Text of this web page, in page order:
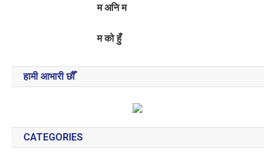
म अनि म
म को हुँ
हामी आभारी छौँ
CATEGORIES